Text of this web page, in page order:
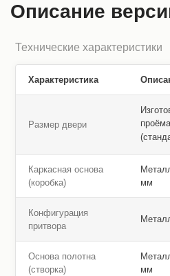
Описание
Технические характеристики
Характеристика
Размер двери
Каркасная основа
(коробка)
мм
Конфигурация
притвора
Основа полотна
(створка)
мм